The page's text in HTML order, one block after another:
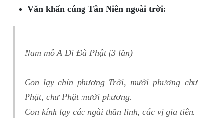
Văn khấn cúng Tân Niên ngoài trời:
Nam mô A Di Đà Phật (3 lần)
Con lạy chín phương Trời, mười phương chư
Phật, chư Phật mười phương.
Con kính lạy các ngài thần linh, các vị gia tiên.